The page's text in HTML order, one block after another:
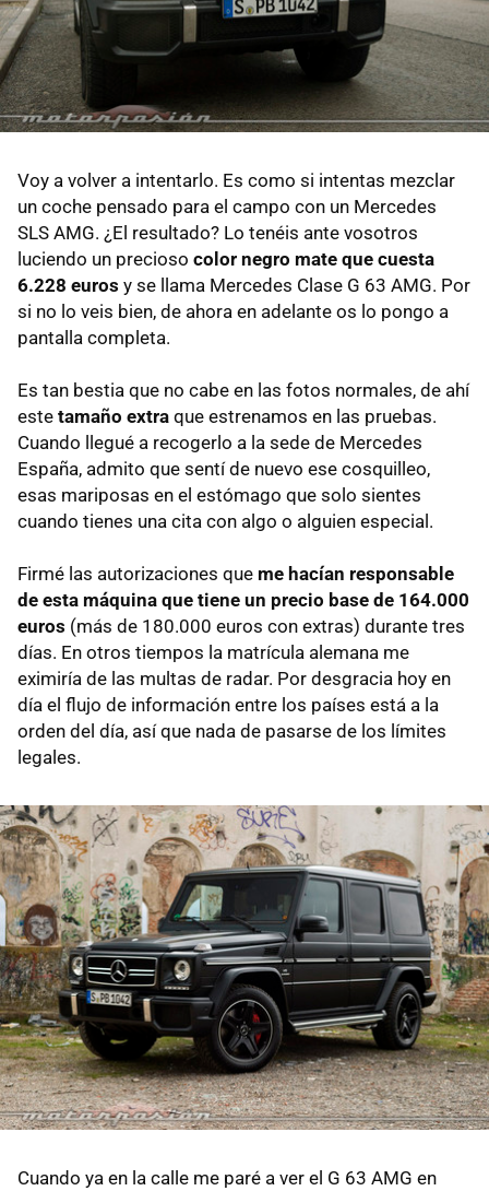
Voy a volver a intentarlo. Es como si intentas mezclar
un coche pensado para el campo con un Mercedes
SLS AMG. ¿El resultado? Lo tenéis ante vosotros
luciendo un precioso color negro mate que cuesta
6.228 euros y se llama Mercedes Clase G 63 AMG. Por
si no lo veis bien, de ahora en adelante os lo pongo a
pantalla completa.
Es tan bestia que no cabe en las fotos normales, de ahí
este tamaño extra que estrenamos en las pruebas.
Cuando llegué a recogerlo a la sede de Mercedes
España, admito que sentí de nuevo ese cosquilleo,
esas mariposas en el estómago que solo sientes
cuando tienes una cita con algo o alguien especial.
Firmé las autorizaciones que me hacían responsable
de esta máquina que tiene un precio base de 164.000
euros (más de 180.000 euros con extras) durante tres
días. En otros tiempos la matrícula alemana me
eximiría de las multas de radar. Por desgracia hoy en
día el flujo de información entre los países está a la
orden del día, así que nada de pasarse de los límites
legales.
Cuando ya en la calle me paré a ver el G 63 AMG en